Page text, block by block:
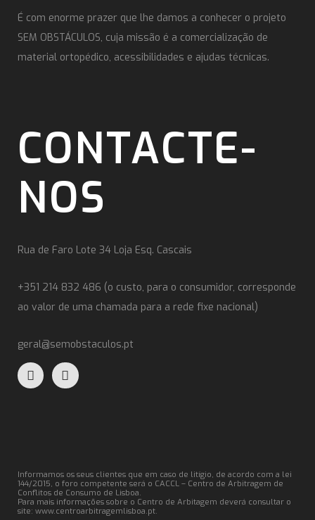
É com enorme prazer que lhe damos a conhecer o projeto
SEM OBSTÁCULOS, cuja missão é a comercialização de
material ortopédico, acessibilidades e ajudas técnicas.
CONTACTE-
NOS
Rua de Faro Lote 34 Loja Esq. Cascais
+351 214 832 486 (o custo, para o consumidor, corresponde
ao valor de uma chamada para a rede fixe nacional)
geral@semobstaculos.pt
Informamos os seus clientes que em caso de litígio, de acordo com a lei
144/2015, o foro competente será o CACCL – Centro de Arbitragem de
Conflitos de Consumo de Lisboa.
Para mais informações sobre o Centro de Arbitagem deverá consultar o
site: www.centroarbitragemlisboa.pt.